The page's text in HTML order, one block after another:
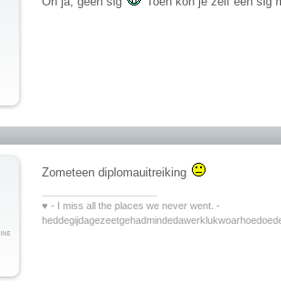
Zometeen diplomauitreiking
♥ - I miss all the places we never went. -